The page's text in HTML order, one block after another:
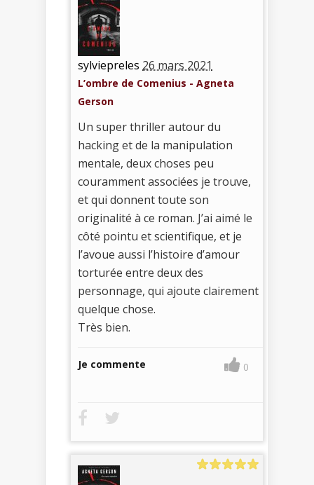
sylviepreles 26 mars 2021
L’ombre de Comenius - Agneta
Gerson
Un super thriller autour du
hacking et de la manipulation
mentale, deux choses peu
couramment associées je trouve,
et qui donnent toute son
originalité à ce roman. J’ai aimé le
côté pointu et scientifique, et je
l’avoue aussi l’histoire d’amour
torturée entre deux des
personnage, qui ajoute clairement
quelque chose.
Très bien.
Je commente 0